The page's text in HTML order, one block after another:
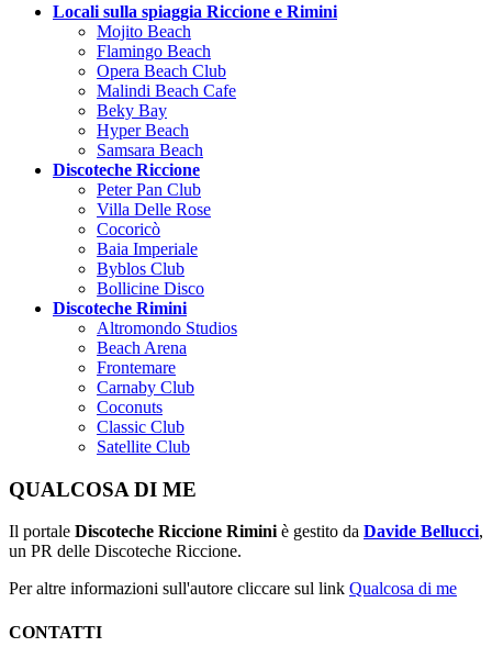
Locali sulla spiaggia Riccione e Rimini
Mojito Beach
Flamingo Beach
Opera Beach Club
Malindi Beach Cafe
Beky Bay
Hyper Beach
Samsara Beach
Discoteche Riccione
Peter Pan Club
Villa Delle Rose
Cocoricò
Baia Imperiale
Byblos Club
Bollicine Disco
Discoteche Rimini
Altromondo Studios
Beach Arena
Frontemare
Carnaby Club
Coconuts
Classic Club
Satellite Club
QUALCOSA DI ME
Il portale Discoteche Riccione Rimini è gestito da Davide Bellucci,
un PR delle Discoteche Riccione.
Per altre informazioni sull'autore cliccare sul link Qualcosa di me
CONTATTI